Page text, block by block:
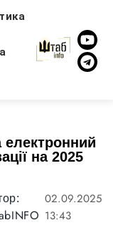
на 2025
02.09.2025
13:43